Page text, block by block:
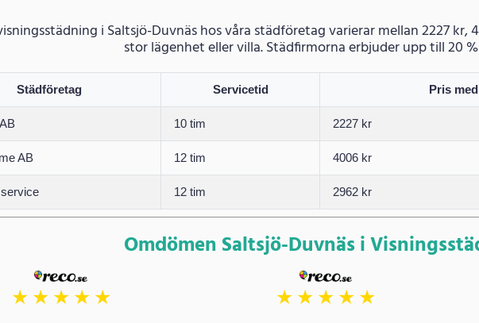
i Saltsjö-Duvnäs hos våra städföretag varierar mellan 2227 kr,
stor lägenhet eller villa. Städfirmorna erbjuder upp till 20
Städföretag Servicetid Pris
10 tim 2227 kr
AB 12 tim 4006 kr
12 tim 2962 kr
Omdömen Saltsjö-Duvnäs i
★★★★★ ★★★★★